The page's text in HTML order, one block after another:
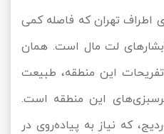
اطراف تهران که فاصله کمی
لت مال است. همان
این منطقه، طبیعت
این منطقه است.
که نیاز به پیاده‌روی در